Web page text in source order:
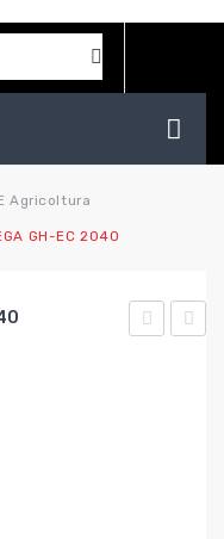
Agricoltura
GH-EC 2040